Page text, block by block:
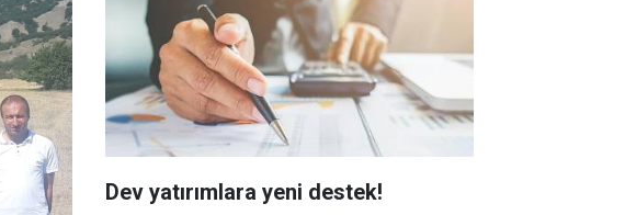
Dev yatırımlara yeni destek!